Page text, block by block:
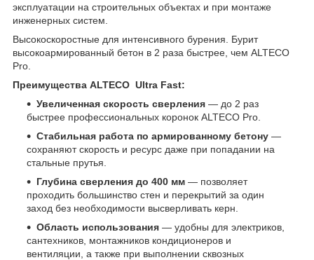
эксплуатации на строительных объектах и при монтаже
инженерных систем.
Высокоскоростные для интенсивного бурения. Бурит
высокоармированный бетон в 2 раза быстрее, чем ALTECO
Pro.
Преимущества ALTECO Ultra Fast:
Увеличенная скорость сверления — до 2 раз
быстрее профессиональных коронок ALTECO Pro.
Стабильная работа по армированному бетону —
сохраняют скорость и ресурс даже при попадании на
стальные прутья.
Глубина сверления до 400 мм — позволяет
проходить большинство стен и перекрытий за один
заход без необходимости высверливать керн.
Область использования — удобны для электриков,
сантехников, монтажников кондиционеров и
вентиляции, а также при выполнении сквозных